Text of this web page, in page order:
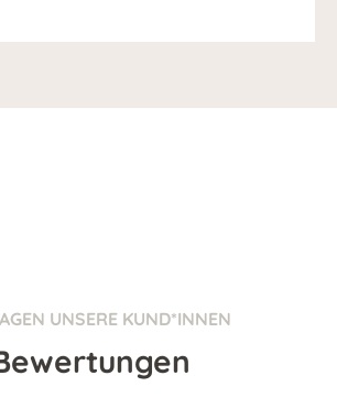
UNSERE KUND*INNEN